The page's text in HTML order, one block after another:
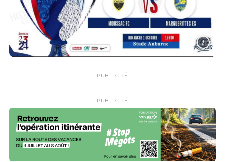
i
PUBLICITÉ
PUBLICITÉ